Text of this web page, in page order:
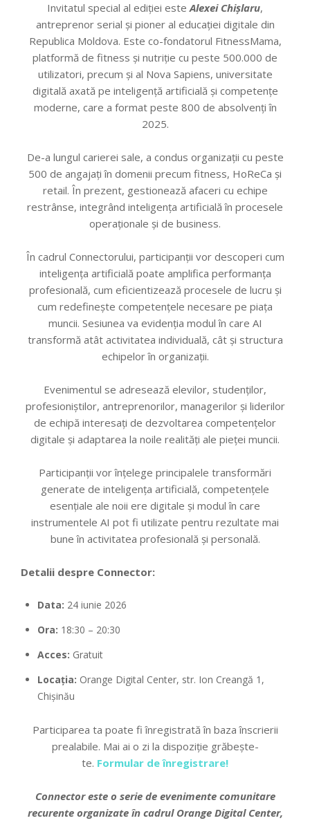
Invitatul special al ediției esteAlexei Chișlaru,
antreprenor serial și pioner al educației digitale din
Republica Moldova. Este co-fondatorul FitnessMama,
platformă de fitness și nutriție cu peste 500.000 de
utilizatori, precum și al Nova Sapiens, universitate
digitală axată pe inteligență artificială și competențe
moderne, care a format peste 800 de absolvenți în
2025.
De-a lungul carierei sale, a condus organizații cu peste
500 de angajați în domenii precum fitness, HoReCa și
retail. În prezent, gestionează afaceri cu echipe
restrânse, integrând inteligența artificială în procesele
operaționale și de business.
În cadrul Connectorului, participanții vor descoperi cum
inteligența artificială poate amplifica performanța
profesională, cum eficientizează procesele de lucru și
cum redefinește competențele necesare pe piața
muncii. Sesiunea va evidenția modul în care AI
transformă atât activitatea individuală, cât și structura
echipelor în organizații.
Evenimentul se adresează elevilor, studenților,
profesioniștilor, antreprenorilor, managerilor și liderilor
de echipă interesați de dezvoltarea competențelor
digitale și adaptarea la noile realități ale pieței muncii.
Participanții vor înțelege principalele transformări
generate de inteligența artificială, competențele
esențiale ale noii ere digitale și modul în care
instrumentele AI pot fi utilizate pentru rezultate mai
bune în activitatea profesională și personală.
Detalii despre Connector:
Data: 24 iunie 2026
Ora: 18:30 – 20:30
Acces: Gratuit
Locația: Orange Digital Center, str. Ion Creangă 1,
Chișinău
Participarea ta poate fi înregistrată în baza înscrierii
prealabile. Mai ai o zi la dispoziție grăbește-
te. Formular de înregistrare!
Connector este o serie de evenimente comunitare
recurente organizate în cadrul Orange Digital Center,